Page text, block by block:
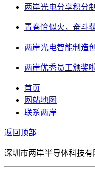
两岸光电分享积分
青春恰似火，奋斗
两岸光电智能制造
两岸优秀员工颁奖啦
首页
网站地图
联系两岸
返回顶部
深圳市两岸半导体科技有